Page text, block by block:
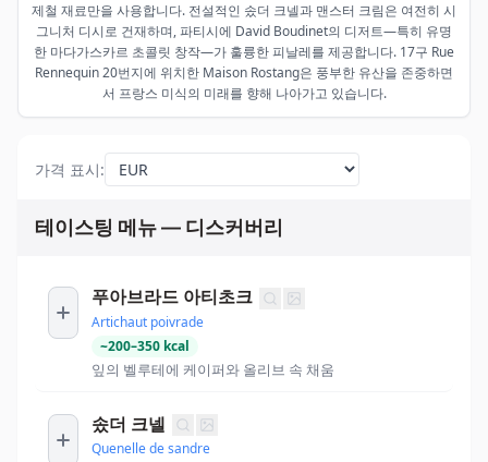
제철 재료만을 사용합니다. 전설적인 솠더 크넬과 맨스터 크림은 여전히 시
그니처 디시로 건재하며, 파티시에 David Boudinet의 디저트—특히 유명
한 마다가스카르 초콜릿 창작—가 훌륭한 피날레를 제공합니다. 17구 Rue
Rennequin 20번지에 위치한 Maison Rostang은 풍부한 유산을 존중하면
서 프랑스 미식의 미래를 향해 나아가고 있습니다.
가격 표시:
테이스팅 메뉴 — 디스커버리
푸아브라드 아티초크
Artichaut poivrade
~200–350 kcal
잎의 벨루테에 케이퍼와 올리브 속 채움
솠더 크넬
Quenelle de sandre